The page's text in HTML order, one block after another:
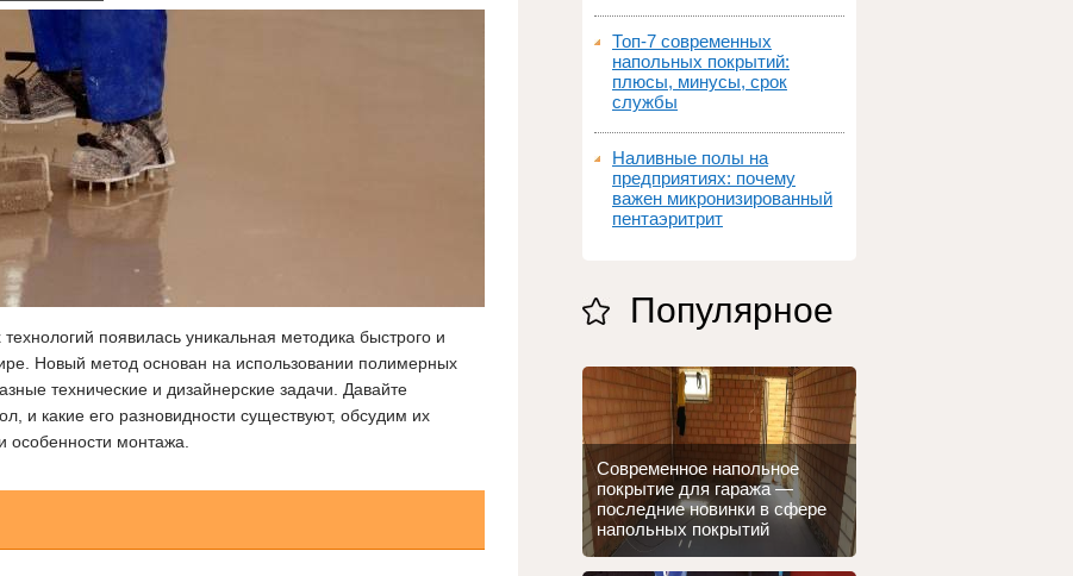
появилась уникальная методика быстрого и
Новый метод основан на использовании полимерных
технические и дизайнерские задачи. Давайте
и какие его разновидности существуют, обсудим их
особенности монтажа.
Топ‑7 современных
напольных покрытий:
плюсы, минусы, срок
службы
Наливные полы на
предприятиях: почему
важен микронизированный
пентаэритрит
Популярное
Современное напольное
покрытие для гаража —
последние новинки в сфере
напольных покрытий